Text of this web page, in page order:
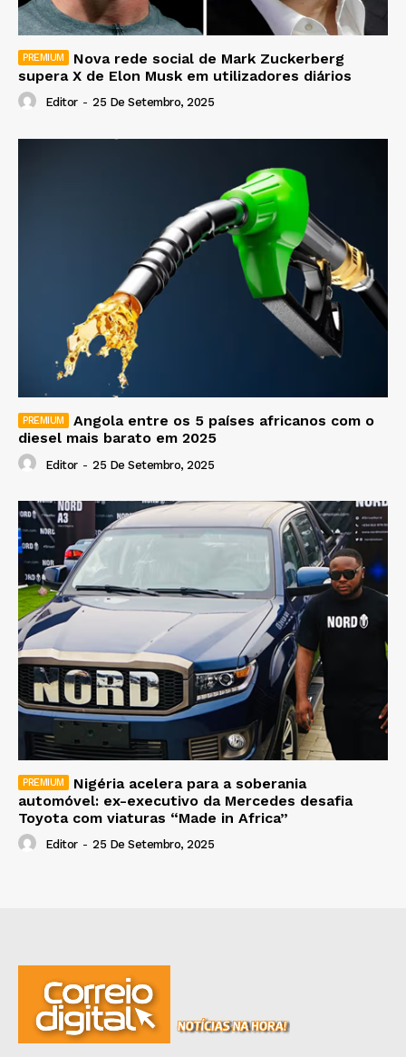
Nova rede social de Mark Zuckerberg
supera X de Elon Musk em utilizadores diários
Editor - 25 De Setembro, 2025
Angola entre os 5 países africanos com o
diesel mais barato em 2025
Editor - 25 De Setembro, 2025
Nigéria acelera para a soberania
automóvel: ex-executivo da Mercedes desafia
Toyota com viaturas “Made in Africa”
Editor - 25 De Setembro, 2025